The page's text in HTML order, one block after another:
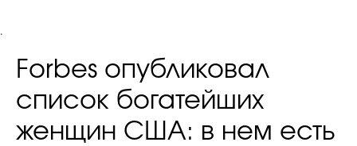
.
Forbes опубликовал
список богатейших
женщин США: в нем есть